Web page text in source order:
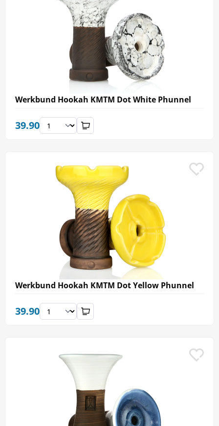
Werkbund Hookah KMTM Dot White Phunnel
39.90
Werkbund Hookah KMTM Dot Yellow Phunnel
39.90